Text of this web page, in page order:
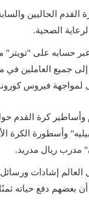
القدم الحاليين
الصحية.
حسابه على
جميع العاملين في
لمواجهة فيروس
كرة القدم حول
وأسطورة الكرة
مدرب ريال مدريد.
إشادات
بعضهم دفع حياته